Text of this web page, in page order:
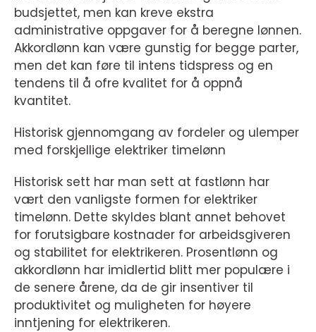
budsjettet, men kan kreve ekstra
administrative oppgaver for å beregne lønnen.
Akkordlønn kan være gunstig for begge parter,
men det kan føre til intens tidspress og en
tendens til å ofre kvalitet for å oppnå
kvantitet.
Historisk gjennomgang av fordeler og ulemper
med forskjellige elektriker timelønn
Historisk sett har man sett at fastlønn har
vært den vanligste formen for elektriker
timelønn. Dette skyldes blant annet behovet
for forutsigbare kostnader for arbeidsgiveren
og stabilitet for elektrikeren. Prosentlønn og
akkordlønn har imidlertid blitt mer populære i
de senere årene, da de gir insentiver til
produktivitet og muligheten for høyere
inntjening for elektrikeren.